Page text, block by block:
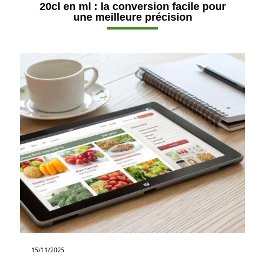
20cl en ml : la conversion facile pour
une meilleure précision
15/11/2025